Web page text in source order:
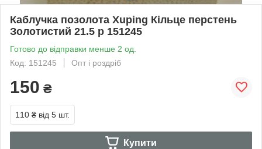
Каблучка позолота Xuping Кільце перстень
Золотистий 21.5 р 151245
Готово до відправки менше 2 од.
Код: 151245
Опт і роздріб
150 ₴
110 ₴ від 5 шт.
Купити